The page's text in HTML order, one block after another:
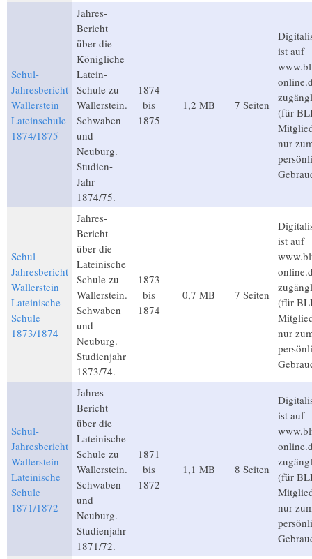
Schul-
Jahresbericht
Wallerstein
Lateinschule
1874/1875
Jahres-
Bericht
über die
Königliche
Latein-
Schule zu
Wallerstein.
Schwaben
und
Neuburg.
Studien-
Jahr
1874/75.
1874
bis
1875
1,2 MB 7 Seiten
ist auf
(für
nur
Schul-
Jahresbericht
Wallerstein
Lateinische
Schule
1873/1874
Jahres-
Bericht
über die
Lateinische
Schule zu
Wallerstein.
Schwaben
und
Neuburg.
Studienjahr
1873/74.
1873
bis
1874
0,7 MB 7 Seiten
ist auf
(für
nur
Schul-
Jahresbericht
Wallerstein
Lateinische
Schule
1871/1872
Jahres-
Bericht
über die
Lateinische
Schule zu
Wallerstein.
Schwaben
und
Neuburg.
Studienjahr
1871/72.
1871
bis
1872
1,1 MB 8 Seiten
ist auf
(für
nur